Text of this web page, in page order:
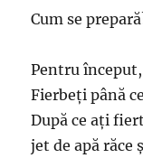
Cum se
Pentru
Fierbeți până
După ce ați
jet de apă răce